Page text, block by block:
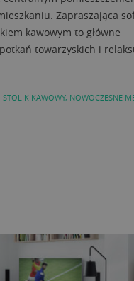
Zapraszająca
kawowym to główne
towarzyskich i
STOLIK KAWOWY, NOWOCZESNE